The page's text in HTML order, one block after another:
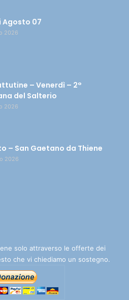
Agosto 07
2026
– Venerdì – 2°
del Salterio
2026
– San Gaetano da Thiene
2026
solo attraverso le offerte dei
che vi chiediamo un sostegno.